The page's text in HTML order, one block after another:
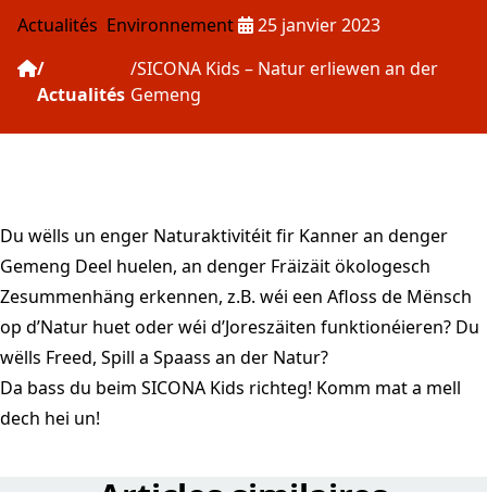
Actualités Environnement Publié le :
25 janvier 2023
Actualités
SICONA Kids – Natur erliewen an der
Gemeng
Du wëlls un enger Naturaktivitéit fir Kanner an denger
Gemeng Deel huelen, an denger Fräizäit ökologesch
Zesummenhäng erkennen, z.B. wéi een Afloss de Mënsch
op d’Natur huet oder wéi d’Joreszäiten funktionéieren? Du
wëlls Freed, Spill a Spaass an der Natur?
Da bass du beim SICONA Kids richteg! Komm mat a mell
dech hei un!